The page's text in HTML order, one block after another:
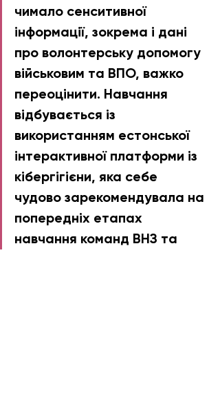
чимало сенситивної
інформації, зокрема і дані
про волонтерську допомогу
військовим та ВПО, важко
переоцінити. Навчання
відбувається із
використанням естонської
інтерактивної платформи із
кібергігієни, яка себе
чудово зарекомендувала на
попередніх етапах
навчання команд ВНЗ та